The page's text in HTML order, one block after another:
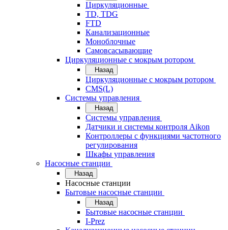
Циркуляционные
TD, TDG
FTD
Канализационные
Моноблочные
Самовсасывающие
Циркуляционные с мокрым ротором
Назад
Циркуляционные с мокрым ротором
CMS(L)
Системы управления
Назад
Системы управления
Датчики и системы контроля Aikon
Контроллеры с функциями частотного
регулирования
Шкафы управления
Насосные станции
Назад
Насосные станции
Бытовые насосные станции
Назад
Бытовые насосные станции
I-Prez